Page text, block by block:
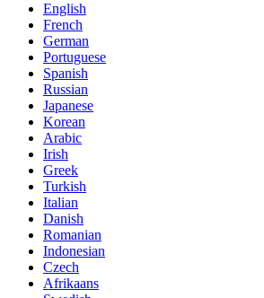
English
French
German
Portuguese
Spanish
Russian
Japanese
Korean
Arabic
Irish
Greek
Turkish
Italian
Danish
Romanian
Indonesian
Czech
Afrikaans